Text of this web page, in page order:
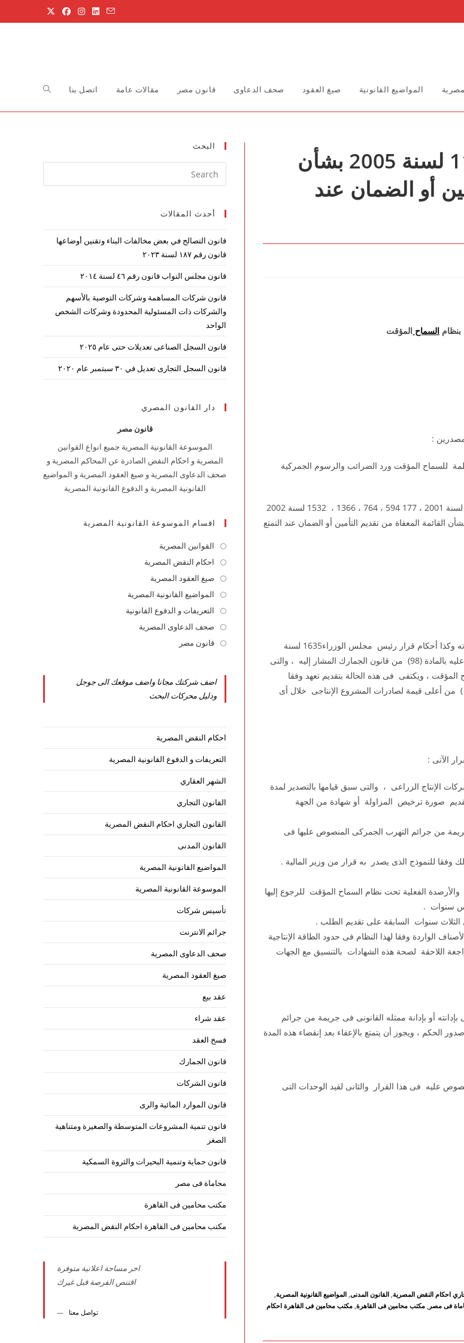
المواضيع القانونية صيغ العقود صحف الدعاوى قانون مصر مقالات عامة اتصل بنا Toggle
قرار رئيس مجلس الوزراء رقم 1165 لسنة 2005 بشأن
أو الضمان عند
السماح المؤقت
بشأن القواعد والإجراءات المنظمة للسماح المؤقت ورد الضرائب والرسوم الجمركية
وعلى قرارات وزير المالية أرقام 267 ، 382 ، 447 ، 475 ، 968 ،1276 ، 1317 ، 1569 لسنة 2001 ، 177 594 ، 764 ، 1366 ، 1532 لسنة 2002
، 191 ، 1233 ، 1418 ،1670 ، لسنة 2003 ، 142 ، 373 ، 575 ،921 لسنة 2004 بشأن القائمة المعفاة من تقديم التأمين أو الضمان عند التمتع
مع مراعاة أحكام قانون الجمارك الصادر بالقانون رقم 66 لسنة 1963 المشار إليه وتعديلاته وكذا أحكام قرار رئيس مجلس الوزراء1635 لسنة
2002 المشار إليه ، تعفى المشروعات الإنتاجية من تقديم التأمين أو الضمان المنصوص عليه بالمادة (98) من قانون الجمارك المشار إليه ، والتى
المؤقت ، ويكتفى فى هذه الحالة بتقديم تعهد وفقا
والشروط الموضحة بهذا القرار ، ويكون هذا الإعفاء بما لا يتجاوز قيمته ( 50 % ) من أعلى قيمة لصادرات المشروع الإنتاجى خلال أى
الآتى :
الإنتاج الزراعى ، والتى سبق قيامها بالتصدير لمدة
صورة ترخيص المزاولة أو شهادة من الجهة
من جرائم التهرب الجمركى المنصوص عليها فى
وفقا للنموذج الذى يصدر به قرار من وزير المالية .
الفعلية تحت نظام السماح المؤقت للرجوع إليها
سنوات .
الواردة وفقا لهذا النظام فى حدود الطاقة الإنتاجية
اللاحقة لصحة هذه الشهادات بالتنسيق مع الجهات
أو بإدانة ممثله القانونى فى جريمة من جرائم
، ويجوز أن يتمتع بالإعفاء بعد إنقضاء هذه المدة
عليه فى هذا القرار والثانى لقيد الوحدات التى
احكام النقض المصرية, القانون المدنى, المواضيع القانونية المصرية,
فى مصر , مكتب محامين فى القاهرة, مكتب محامين فى القاهرة احكام
البحث
Escape
أحدث المقالات
قانون التصالح في بعض مخالفات البناء وتقنين أوضاعها
قانون رقم ۱۸۷ لسنة ۲۰۲۳
قانون مجلس النواب قانون رقم ٤٦ لسنة ٢٠١٤
قانون شركات المساهمة وشركات التوصية بالأسهم
والشركات ذات المسئولية المحدودة وشركات الشخص
الواحد
قانون السجل الصناعى تعديلات حتى عام ٢٠٢٥
قانون السجل التجارى تعديل في ٣٠ سبتمبر عام ٢٠٢٠
دار القانون المصري
قانون مصر
الموسوعة القانونية المصرية جميع انواع القوانين
المصرية و احكام النقض الصادرة عن المحاكم المصرية و
صحف الدعاوى المصرية و صيغ العقود المصرية و المواضيع
القانونية المصرية و الدفوع القانونية المصرية
اقسام الموسوعة القانونية المصرية
القوانين المصرية
in
a
new
tab
احكام النقض المصرية
a
new
صيغ العقود المصرية
in
a
new
المواضيع القانونية المصرية
inالتعريفات و الدفوع القانونية
صحف الدعاوى المصرية
tab
قانون مصر
new
tab
اضف شركتك مجانا واضف موقعك الى جوجل
ودليل محركات البحث
احكام النقض المصرية
التعريفات و الدفوع القانونية المصرية
الشهر العقاري
القانون التجاري
القانون التجاري احكام النقض المصرية
القانون المدنى
المواضيع القانونية المصرية
الموسوعة القانونية المصرية
تأسيس شركات
جرائم الانترنت
صحف الدعاوى المصرية
صيغ العقود المصرية
عقد بيع
عقد شراء
فسخ العقد
قانون الجمارك
قانون الشركات
قانون الموارد المائية والرى
قانون تنمية المشروعات المتوسطة والصغيرة ومتناهية
الصغر
قانون حماية وتنمية البحيرات والثروة السمكية
محاماة فى مصر
مكتب محامين فى القاهرة
مكتب محامين فى القاهرة احكام النقض المصرية
اخر مساحة اعلانية متوفرة
اقتنص الفرصة قبل غيرك
تواصل معنا